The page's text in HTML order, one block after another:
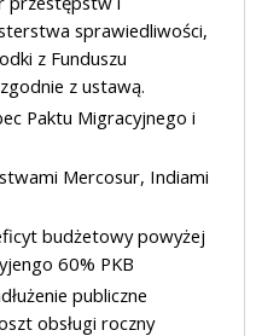
sprawiedliwości,
z Funduszu
z ustawą.
Paktu Migracyjnego i
Mercosur, Indiami
budżetowy powyżej
60% PKB
publiczne
obsługi roczny